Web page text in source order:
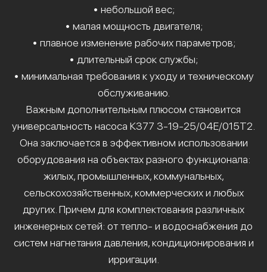
• небольшой вес;
• малая мощность двигателя;
• плавное изменение рабочих параметров;
• длительный срок службы;
• минимальная требования к уходу и техническому
обслуживанию.
Важным дополнительным плюсом становится
универсальность насоса К377 3-19-25/04Е/015Т2.
Она заключается в эффективном использовании
оборудования на объектах разного функционала:
жилых, промышленных, коммунальных,
сельскохозяйственных, коммерческих и любых
других. Причем для комплектования различных
инженерных сетей: от тепло- и водоснабжения до
систем нагнетания давления, кондиционирования и
ирригации.